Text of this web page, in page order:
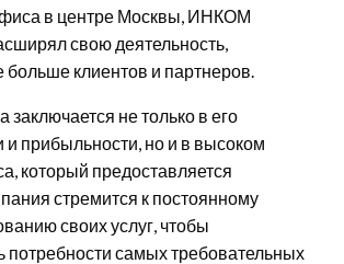
в центре Москвы, ИНКОМ
свою деятельность,
больше клиентов и партнеров.
не только в его
и прибыльности, но и в высоком
который предоставляется
стремится к постоянному
своих услуг, чтобы
потребности самых требовательных